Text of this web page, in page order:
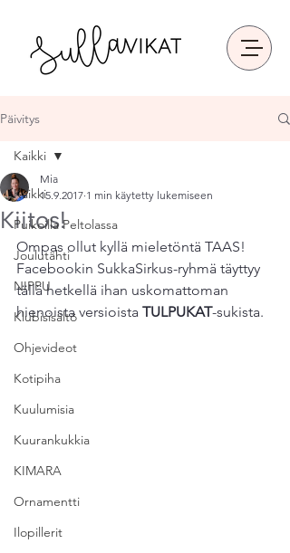
Päivitys
Kaikki
Puikoilla Peltolassa
Joulutähti
NIPPU
Klubisisältö
Ohjevideot
Kotipiha
Kuulumisia
Kuurankukkia
KIMARA
Ornamentti
Ilopillerit
Kaikki
Kiitos!
Mia
15.9.2017 1 min käytetty lukemiseen
Ompas ollut kyllä mieletöntä TAAS!
Facebookin SukkaSirkus-ryhmä täyttyy
tällä hetkellä ihan uskomattoman
hienoista versioista TULPUKAT-sukista.